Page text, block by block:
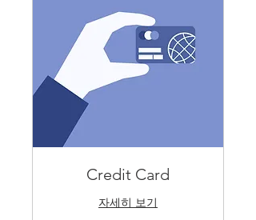
Credit Card
자세히 보기